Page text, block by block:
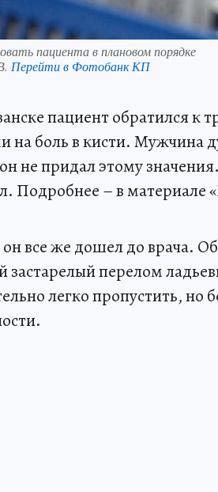
пациента в плановом порядке
Перейти в Фотобанк КП
пациент обратился к
на боль в кисти. Мужчина
не придал этому
Подробнее – в материале
все же дошел до врача.
застарелый перелом
легко пропустить, но